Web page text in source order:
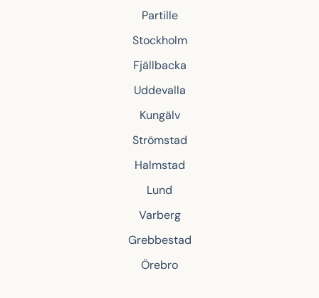
Partille
Stockholm
Fjällbacka
Uddevalla
Kungälv
Strömstad
Halmstad
Lund
Varberg
Grebbestad
Örebro